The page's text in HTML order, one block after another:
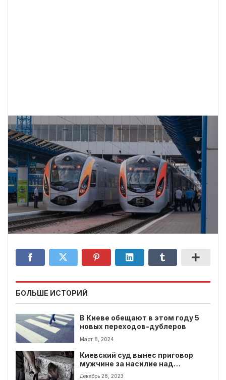
БОЛЬШЕ ИСТОРИЙ
В Киеве обещают в этом году 5
новых переходов-дублеров
Март 8, 2024
Киевский суд вынес приговор
мужчине за насилие над
сожительницей
Декабрь 28, 2023